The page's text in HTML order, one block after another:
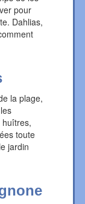
pour
Dahlias,
la plage,
huîtres,
toute
jardin